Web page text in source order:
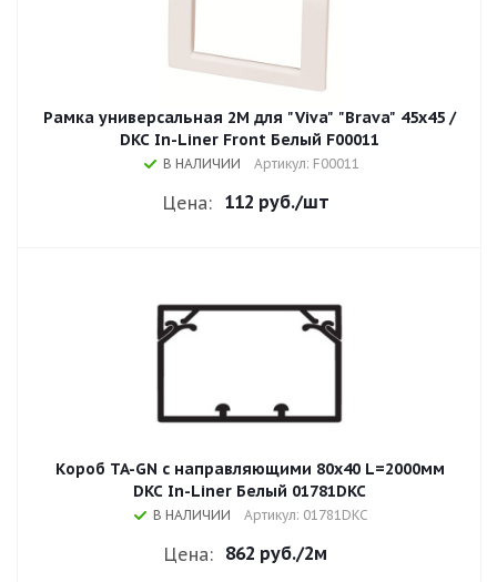
Рамка универсальная 2М для "Viva" "Brava" 45x45 /
DKC In-Liner Front Белый F00011
В НАЛИЧИИ Артикул: F00011
Цена: 112 руб./шт
Короб TA-GN с направляющими 80x40 L=2000мм
DKC In-Liner Белый 01781DKC
В НАЛИЧИИ Артикул: 01781DKC
Цена: 862 руб./2м